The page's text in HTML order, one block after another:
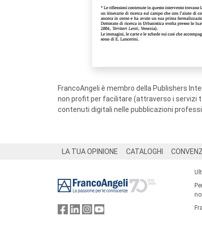
FrancoAngeli è membro della Publishers
non profit per facilitare (attraverso i servizi
contenuti digitali nelle pubblicazioni
LA TUA OPINIONE CATALOGHI